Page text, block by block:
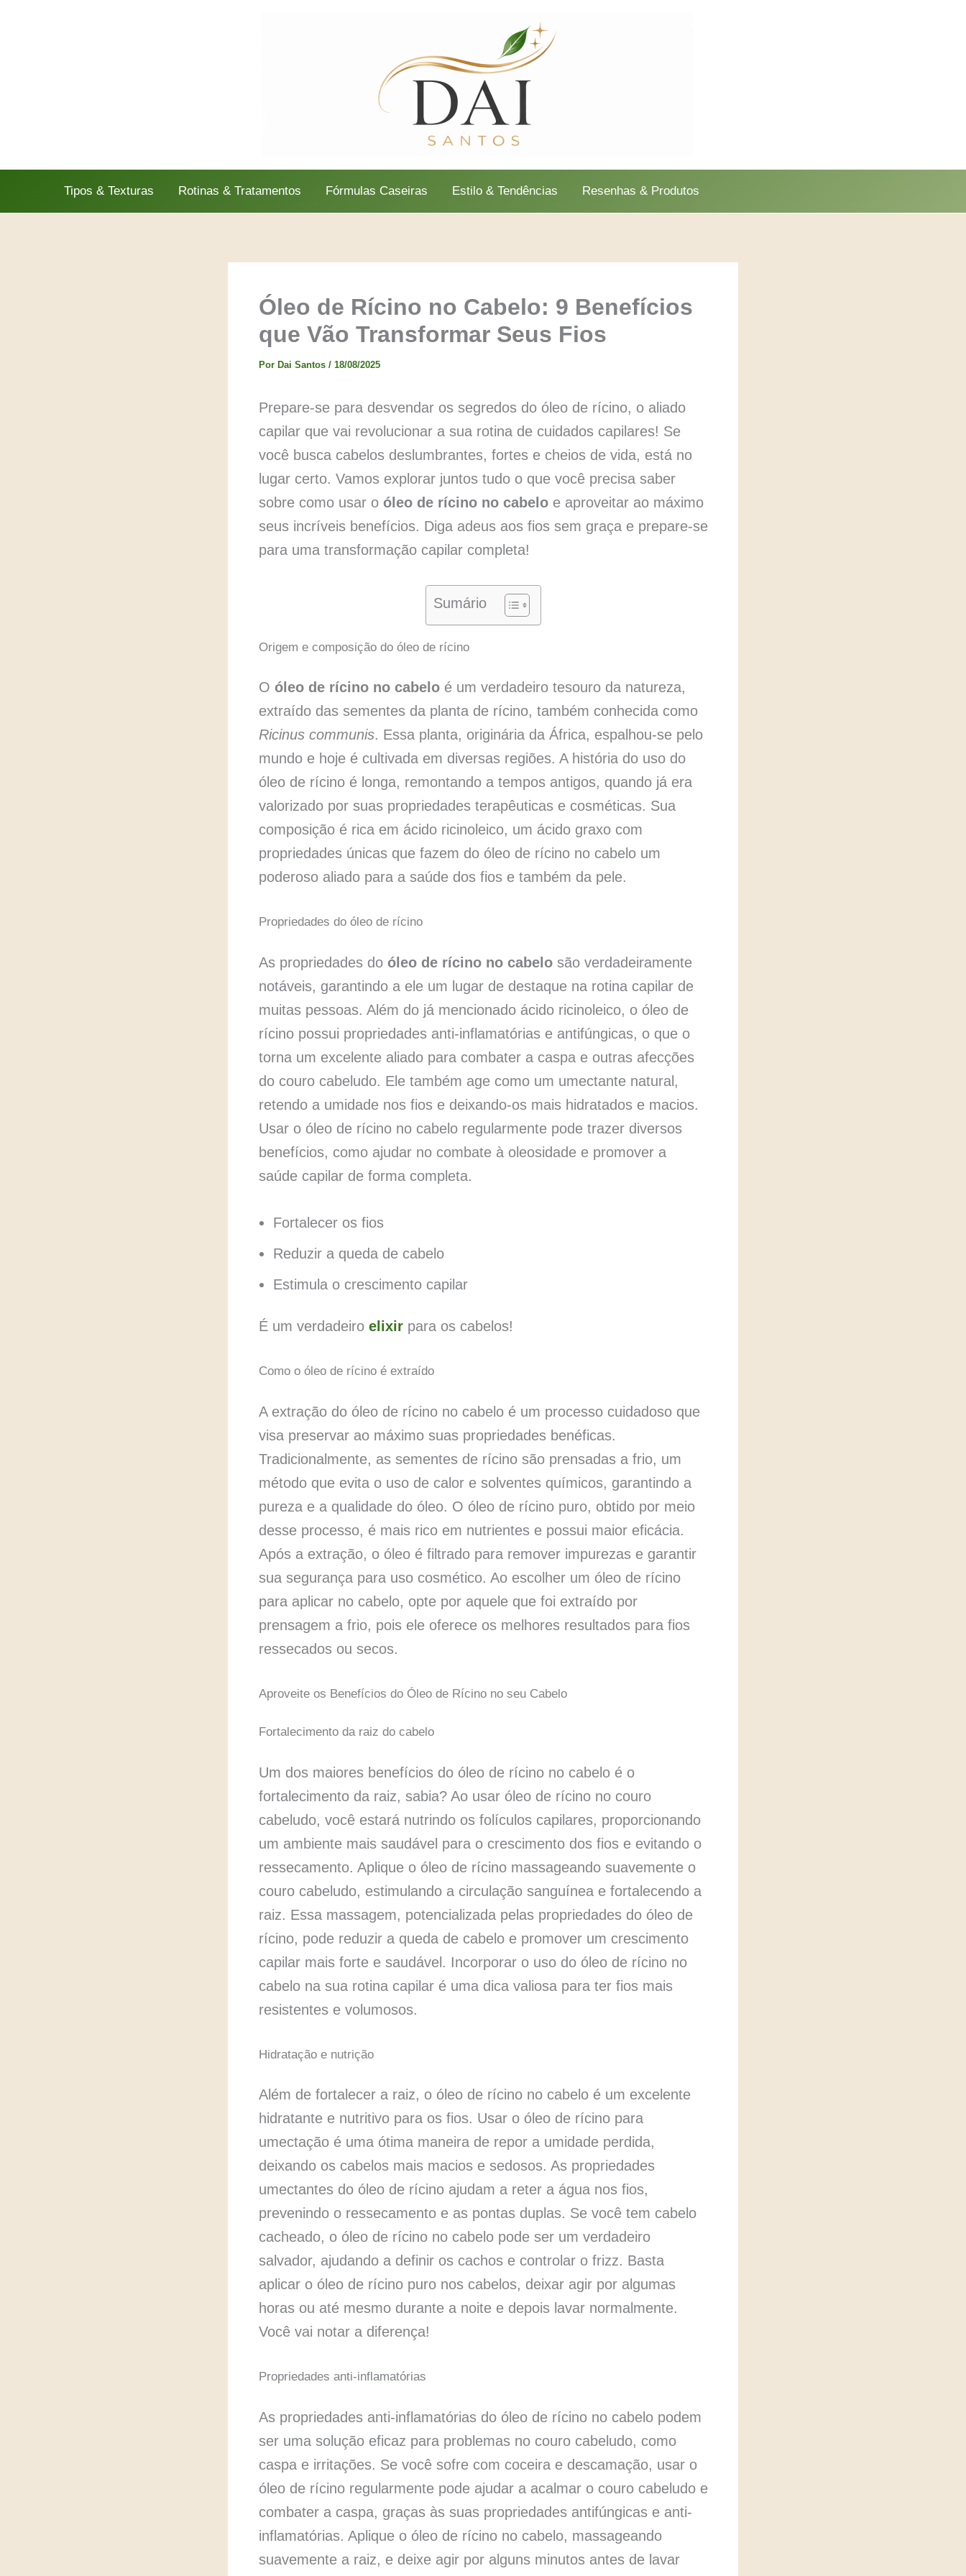
Tipos & Texturas Rotinas & Tratamentos Fórmulas Caseiras Estilo & Tendências Resenhas & Produtos
Óleo de Rícino no Cabelo: 9 Benefícios
que Vão Transformar Seus Fios
Por Dai Santos / 18/08/2025
Prepare-se para desvendar os segredos do óleo de rícino, o aliado
capilar que vai revolucionar a sua rotina de cuidados capilares! Se
você busca cabelos deslumbrantes, fortes e cheios de vida, está no
lugar certo. Vamos explorar juntos tudo o que você precisa saber
sobre como usar o óleo de rícino no cabeloe aproveitar ao máximo
seus incríveis benefícios. Diga adeus aos fios sem graça e prepare-se
para uma transformação capilar completa!
Sumário
Origem e composição do óleo de rícino
O óleo de rícino no cabeloé um verdadeiro tesouro da natureza,
extraído das sementes da planta de rícino, também conhecida como
Ricinus communis. Essa planta, originária da África, espalhou-se pelo
mundo e hoje é cultivada em diversas regiões. A história do uso do
óleo de rícino é longa, remontando a tempos antigos, quando já era
valorizado por suas propriedades terapêuticas e cosméticas. Sua
composição é rica em ácido ricinoleico, um ácido graxo com
propriedades únicas que fazem do óleo de rícino no cabelo um
poderoso aliado para a saúde dos fios e também da pele.
Propriedades do óleo de rícino
As propriedades do óleo de rícino no cabelosão verdadeiramente
notáveis, garantindo a ele um lugar de destaque na rotina capilar de
muitas pessoas. Além do já mencionado ácido ricinoleico, o óleo de
rícino possui propriedades anti-inflamatórias e antifúngicas, o que o
torna um excelente aliado para combater a caspa e outras afecções
do couro cabeludo. Ele também age como um umectante natural,
retendo a umidade nos fios e deixando-os mais hidratados e macios.
Usar o óleo de rícino no cabelo regularmente pode trazer diversos
benefícios, como ajudar no combate à oleosidade e promover a
saúde capilar de forma completa.
Fortalecer os fios
Reduzir a queda de cabelo
Estimula o crescimento capilar
É um verdadeiro elixirpara os cabelos!
Como o óleo de rícino é extraído
A extração do óleo de rícino no cabelo é um processo cuidadoso que
visa preservar ao máximo suas propriedades benéficas.
Tradicionalmente, as sementes de rícino são prensadas a frio, um
método que evita o uso de calor e solventes químicos, garantindo a
pureza e a qualidade do óleo. O óleo de rícino puro, obtido por meio
desse processo, é mais rico em nutrientes e possui maior eficácia.
Após a extração, o óleo é filtrado para remover impurezas e garantir
sua segurança para uso cosmético. Ao escolher um óleo de rícino
para aplicar no cabelo, opte por aquele que foi extraído por
prensagem a frio, pois ele oferece os melhores resultados para fios
ressecados ou secos.
Aproveite os Benefícios do Óleo de Rícino no seu Cabelo
Fortalecimento da raiz do cabelo
Um dos maiores benefícios do óleo de rícino no cabelo é o
fortalecimento da raiz, sabia? Ao usar óleo de rícino no couro
cabeludo, você estará nutrindo os folículos capilares, proporcionando
um ambiente mais saudável para o crescimento dos fios e evitando o
ressecamento. Aplique o óleo de rícino massageando suavemente o
couro cabeludo, estimulando a circulação sanguínea e fortalecendo a
raiz. Essa massagem, potencializada pelas propriedades do óleo de
rícino, pode reduzir a queda de cabelo e promover um crescimento
capilar mais forte e saudável. Incorporar o uso do óleo de rícino no
cabelo na sua rotina capilar é uma dica valiosa para ter fios mais
resistentes e volumosos.
Hidratação e nutrição
Além de fortalecer a raiz, o óleo de rícino no cabelo é um excelente
hidratante e nutritivo para os fios. Usar o óleo de rícino para
umectação é uma ótima maneira de repor a umidade perdida,
deixando os cabelos mais macios e sedosos. As propriedades
umectantes do óleo de rícino ajudam a reter a água nos fios,
prevenindo o ressecamento e as pontas duplas. Se você tem cabelo
cacheado, o óleo de rícino no cabelo pode ser um verdadeiro
salvador, ajudando a definir os cachos e controlar o frizz. Basta
aplicar o óleo de rícino puro nos cabelos, deixar agir por algumas
horas ou até mesmo durante a noite e depois lavar normalmente.
Você vai notar a diferença!
Propriedades anti-inflamatórias
As propriedades anti-inflamatórias do óleo de rícino no cabelo podem
ser uma solução eficaz para problemas no couro cabeludo, como
caspa e irritações. Se você sofre com coceira e descamação, usar o
óleo de rícino regularmente pode ajudar a acalmar o couro cabeludo e
combater a caspa, graças às suas propriedades antifúngicas e anti-
inflamatórias. Aplique o óleo de rícino no cabelo, massageando
suavemente a raiz, e deixe agir por alguns minutos antes de lavar